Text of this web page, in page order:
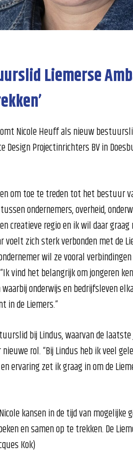
Liemerse
Nicole Heuff als nieuw
Design Projectinrichters BV in
om toe te treden tot het bestuur
ondernemers, overheid,
creatieve regio en ik wil daar
voelt zich sterk verbonden met de
wil ze vooral
vind het belangrijk om jongeren
waarbij onderwijs en bedrijfsleven
in de Liemers.”
bij Lindus, waarvan de
rol. “Bij Lindus heb ik veel
ervaring zet ik graag in om de
kansen in de tijd van
en samen op te trekken. De
Kok)